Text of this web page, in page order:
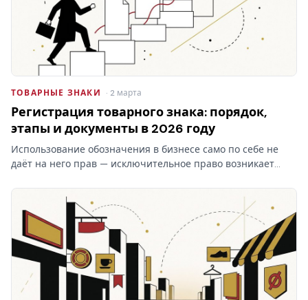
ТОВАРНЫЕ ЗНАКИ · 2 марта
Регистрация товарного знака: порядок,
этапы и документы в 2026 году
Использование обозначения в бизнесе само по себе не
даёт на него прав — исключительное право возникает
Разбираем этапы процедуры, документы, пошлины и
сроки…